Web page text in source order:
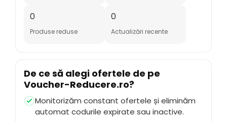
0
Produse reduse
0
Actualizări recente
De ce să alegi ofertele de pe
Voucher-Reducere.ro?
Monitorizăm constant ofertele și eliminăm
automat codurile expirate sau inactive.